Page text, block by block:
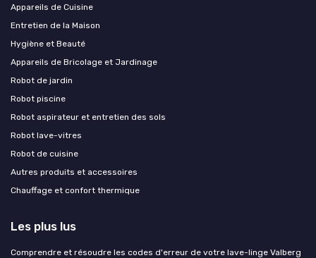
Appareils de Cuisine
Entretien de la Maison
Hygiène et Beauté
Appareils de Bricolage et Jardinage
Robot de jardin
Robot piscine
Robot aspirateur et entretien des sols
Robot lave-vitres
Robot de cuisine
Autres produits et accessoires
Chauffage et confort thermique
Les plus lus
Comprendre et résoudre les codes d'erreur de votre lave-linge Valberg